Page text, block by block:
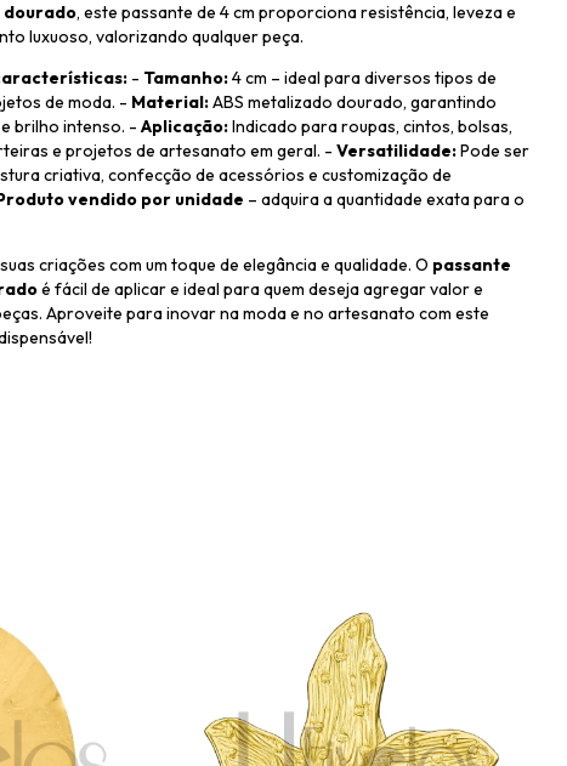
, este passante de 4 cm proporciona resistência, leveza e
luxuoso, valorizando qualquer peça.
- Tamanho:4 cm – ideal para diversos tipos de
de moda. - Material:ABS metalizado dourado, garantindo
brilho intenso. - Aplicação:Indicado para roupas, cintos, bolsas,
e projetos de artesanato em geral. - Versatilidade:Pode ser
criativa, confecção de acessórios e customização de
vendido por unidade – adquira a quantidade exata para o
criações com um toque de elegância e qualidade. O passante
é fácil de aplicar e ideal para quem deseja agregar valor e
Aproveite para inovar na moda e no artesanato com este